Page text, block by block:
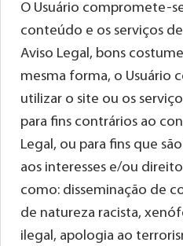
O Usuário compromete-
conteúdo e os serviços
Aviso Legal, bons
mesma forma, o Usuário
utilizar o site ou os
para fins contrários ao
Legal, ou para fins que
aos interesses e/ou
como: disseminação de
de natureza racista,
ilegal, apologia ao